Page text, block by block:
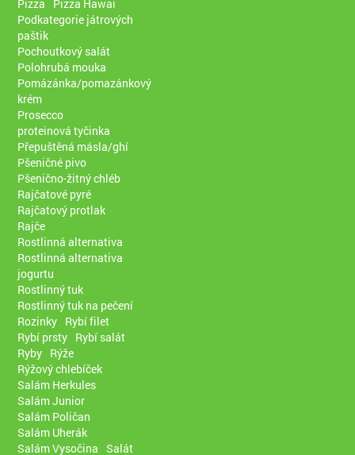
Pizza
Pizza Hawai
Podkategorie játrových
paštik
Pochoutkový salát
Polohrubá mouka
Pomázánka/pomazánkový
krém
Prosecco
proteinová tyčinka
Přepuštěná másla/ghí
Pšeničné pivo
Pšenično-žitný chléb
Rajčatové pyré
Rajčatový protlak
Rajče
Rostlinná alternativa
Rostlinná alternativa
jogurtu
Rostlinný tuk
Rostlinný tuk na pečení
Rozinky Rybí filet
Rybí prsty Rybí salát
Ryby Rýže
Rýžový chlebíček
Salám Herkules
Salám Junior
Salám Poličan
Salám Uherák
Salám Vysočina Salát